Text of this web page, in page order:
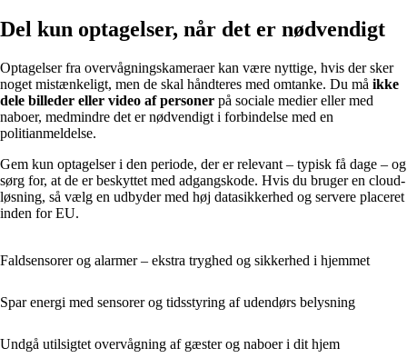
Del kun optagelser, når det er nødvendigt
Optagelser fra overvågningskameraer kan være nyttige, hvis der sker
noget mistænkeligt, men de skal håndteres med omtanke. Du må ikke
dele billeder eller video af personer på sociale medier eller med
naboer, medmindre det er nødvendigt i forbindelse med en
politianmeldelse.
Gem kun optagelser i den periode, der er relevant – typisk få dage – og
sørg for, at de er beskyttet med adgangskode. Hvis du bruger en cloud-
løsning, så vælg en udbyder med høj datasikkerhed og servere placeret
inden for EU.
Faldsensorer og alarmer – ekstra tryghed og sikkerhed i hjemmet
Spar energi med sensorer og tidsstyring af udendørs belysning
Undgå utilsigtet overvågning af gæster og naboer i dit hjem